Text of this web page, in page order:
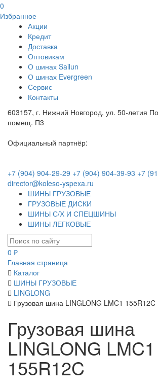
0
Избранное
Акции
Кредит
Доставка
Оптовикам
О шинах Sailun
О шинах Evergreen
Сервис
Контакты
603157, г. Нижний Новгород, ул. 50-летия
помещ. П3
Официальный партнёр:
+7 (904) 904-29-29 +7 (904) 904-39-93 +7
director@koleso-yspexa.ru
ШИНЫ ГРУЗОВЫЕ
ГРУЗОВЫЕ ДИСКИ
ШИНЫ С/Х И СПЕЦШИНЫ
ШИНЫ ЛЕГКОВЫЕ
0 ₽
Главная страница
Каталог
ШИНЫ ГРУЗОВЫЕ
LINGLONG
Грузовая шина LINGLONG LMC1 155R12C
Грузовая шина
LINGLONG LMC1
155R12C